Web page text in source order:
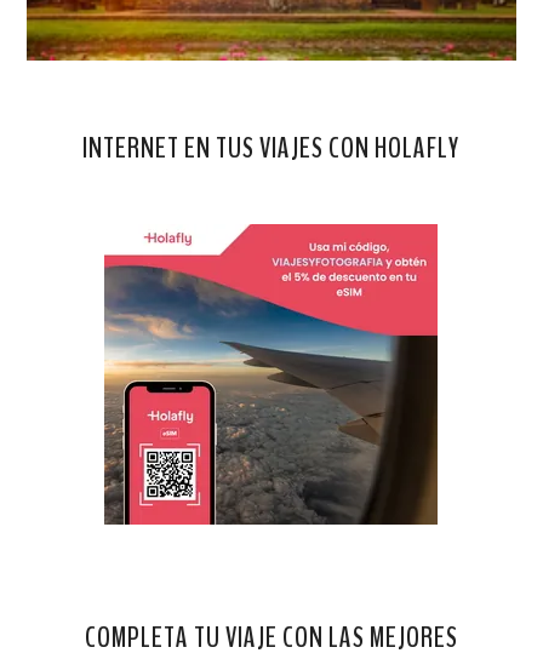
INTERNET EN TUS VIAJES CON HOLAFLY
COMPLETA TU VIAJE CON LAS MEJORES